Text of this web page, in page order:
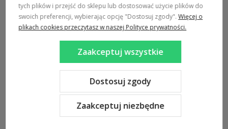
Sklep internetowy Shoper Premium
tych plików i przejść do sklepu lub dostosować użycie plików do
swoich preferencji, wybierając opcję "Dostosuj zgody".Więcej o
plikach cookies przeczytasz w naszej Polityce prywatności.
Zaakceptuj niezbędne
Dostosuj zgody
Zaakceptuj wszystkie